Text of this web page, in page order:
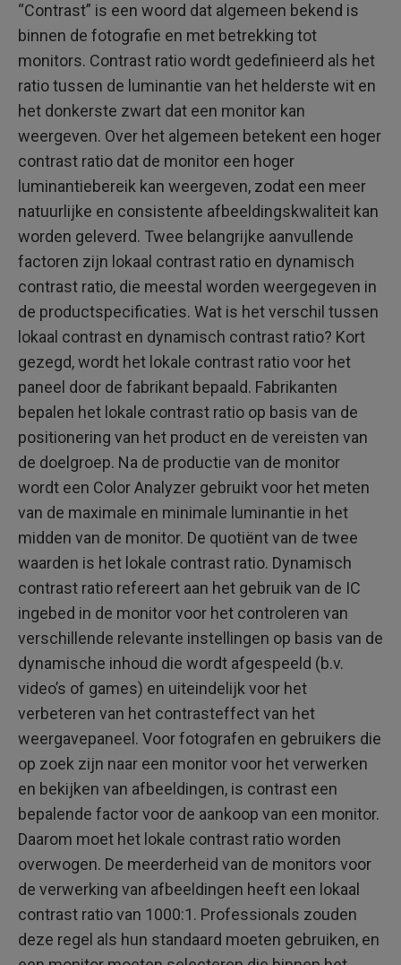
“Contrast” is een woord dat algemeen bekend is
binnen de fotografie en met betrekking tot
monitors. Contrast ratio wordt gedefinieerd als het
ratio tussen de luminantie van het helderste wit en
het donkerste zwart dat een monitor kan
weergeven. Over het algemeen betekent een hoger
contrast ratio dat de monitor een hoger
luminantiebereik kan weergeven, zodat een meer
natuurlijke en consistente afbeeldingskwaliteit kan
worden geleverd. Twee belangrijke aanvullende
factoren zijn lokaal contrast ratio en dynamisch
contrast ratio, die meestal worden weergegeven in
de productspecificaties. Wat is het verschil tussen
lokaal contrast en dynamisch contrast ratio? Kort
gezegd, wordt het lokale contrast ratio voor het
paneel door de fabrikant bepaald. Fabrikanten
bepalen het lokale contrast ratio op basis van de
positionering van het product en de vereisten van
de doelgroep. Na de productie van de monitor
wordt een Color Analyzer gebruikt voor het meten
van de maximale en minimale luminantie in het
midden van de monitor. De quotiënt van de twee
waarden is het lokale contrast ratio. Dynamisch
contrast ratio refereert aan het gebruik van de IC
ingebed in de monitor voor het controleren van
verschillende relevante instellingen op basis van de
dynamische inhoud die wordt afgespeeld (b.v.
video’s of games) en uiteindelijk voor het
verbeteren van het contrasteffect van het
weergavepaneel. Voor fotografen en gebruikers die
op zoek zijn naar een monitor voor het verwerken
en bekijken van afbeeldingen, is contrast een
bepalende factor voor de aankoop van een monitor.
Daarom moet het lokale contrast ratio worden
overwogen. De meerderheid van de monitors voor
de verwerking van afbeeldingen heeft een lokaal
contrast ratio van 1000:1. Professionals zouden
deze regel als hun standaard moeten gebruiken, en